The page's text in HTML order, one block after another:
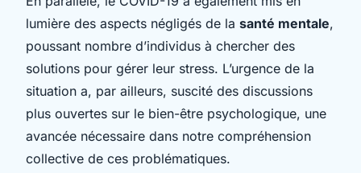
lumière des aspects négligés de la santé mentale,
poussant nombre d’individus à chercher des
solutions pour gérer leur stress. L’urgence de la
situation a, par ailleurs, suscité des discussions
plus ouvertes sur le bien-être psychologique, une
avancée nécessaire dans notre compréhension
collective de ces problématiques.